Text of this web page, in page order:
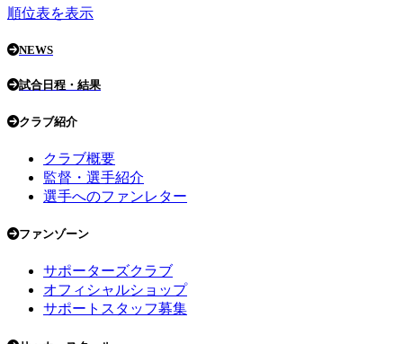
順位表を表示
NEWS
試合日程・結果
クラブ紹介
クラブ概要
監督・選手紹介
選手へのファンレター
ファンゾーン
サポーターズクラブ
オフィシャルショップ
サポートスタッフ募集